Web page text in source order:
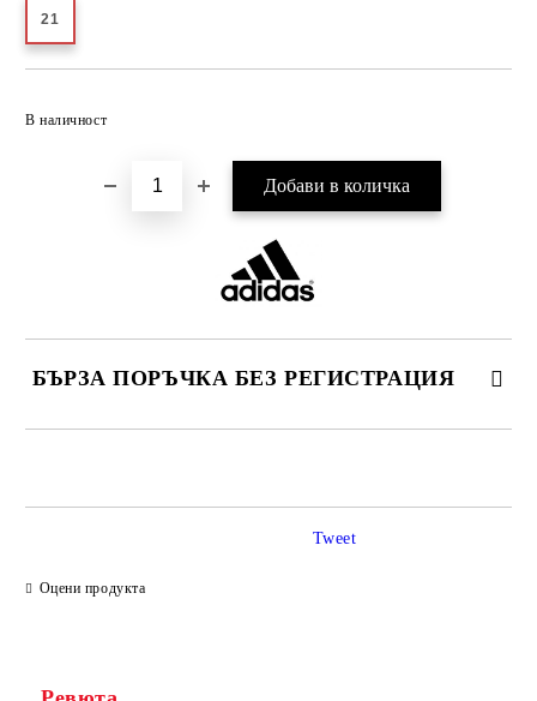
21
В наличност
БЪРЗА ПОРЪЧКА БЕЗ РЕГИСТРАЦИЯ
Оцени продукта
Tweet